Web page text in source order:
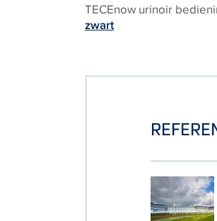
TECEnow urinoir
zwart